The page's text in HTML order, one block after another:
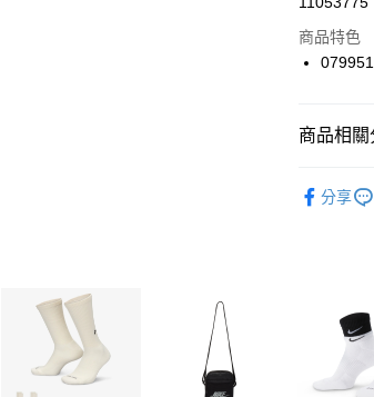
華南商
上海商
國泰世
聯邦商
台新國
Apple Pay
【關於「
【「
１．於結
付」結帳
每筆
商品特色
商品相關
分享